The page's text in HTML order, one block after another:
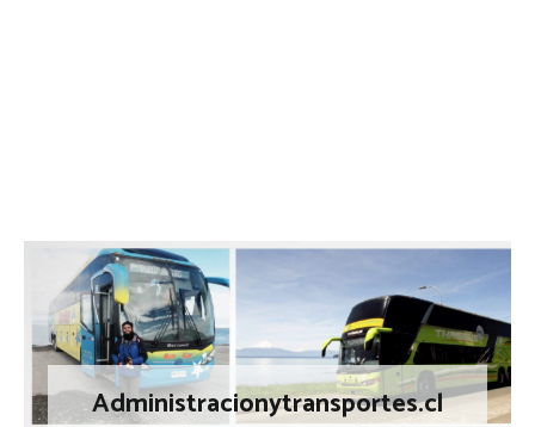
Administracionytransportes.cl